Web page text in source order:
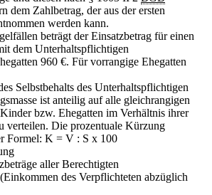
dem Zahlbetrag, der aus der ersten
werden kann.
beträgt der Einsatzbetrag für einen
dem Unterhaltspflichtigen
960 €. Für vorrangige Ehegatten
Selbstbehalts des Unterhaltspflichtigen
ist anteilig auf alle gleichrangigen
bzw. Ehegatten im Verhältnis ihrer
verteilen. Die prozentuale Kürzung
Formel: K = V : S x 100
aller Berechtigten
des Verpflichteten abzüglich